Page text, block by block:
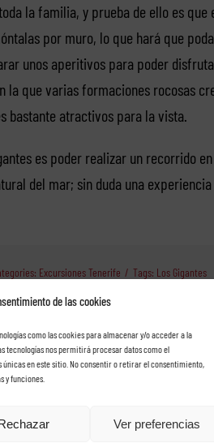
de las cookies
como las cookies para almacenar y/o acceder a la
tecnologías nos permitirá procesar datos como el
en este sitio. No consentir o retirar el consentimiento,
y funciones.
Ver preferencias
la familia, y prueba de ello es que
por muro, lo que hará que
unos aperitivos para poder
la que varias formaciones rocosas
bastante atractivos para la vista.
es poder realizar un recorrido
del mar; sin duda una
Excursiones Tenerife / Tags: Los Gigantes
car Las